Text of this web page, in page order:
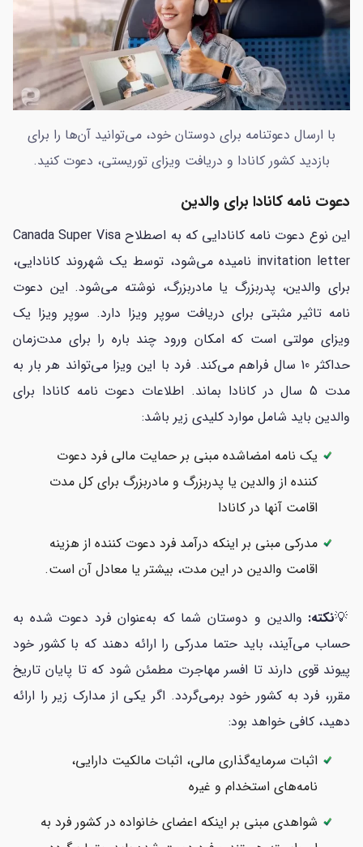
با ارسال دعوتنامه برای دوستان خود، می‌توانید آن‌ها را برای
بازدید کشور کانادا و دریافت ویزای توریستی، دعوت کنید.
دعوت نامه کانادا برای والدین
این نوع دعوت نامه کانادایی که به اصطلاح Canada Super Visa
invitation letter نامیده می‌شود، توسط یک شهروند کانادایی،
برای والدین، پدربزرگ یا مادربزرگ، نوشته می‌شود. این دعوت
نامه تاثیر مثبتی برای دریافت سوپر ویزا دارد. سوپر ویزا یک
ویزای مولتی است که امکان ورود چند باره را برای مدت‌زمان
حداکثر 10 سال فراهم می‌کند. فرد با این ویزا می‌تواند هر بار به
مدت 5 سال در کانادا بماند. اطلاعات دعوت نامه کانادا برای
والدین باید شامل موارد کلیدی زیر باشد:
یک نامه امضاشده مبنی بر حمایت مالی فرد دعوت
کننده از والدین یا پدربزرگ و مادربزرگ برای کل مدت
اقامت آنها در کانادا
مدرکی مبنی بر اینکه درآمد فرد دعوت کننده از هزینه
اقامت والدین در این مدت، بیشتر یا معادل آن است.
💡نکته: والدین و دوستان شما که به‌عنوان فرد دعوت شده به
حساب می‌آیند، باید حتما مدرکی را ارائه دهند که با کشور خود
پیوند قوی دارند تا افسر مهاجرت مطمئن شود که تا پایان تاریخ
مقرر، فرد به کشور خود برمی‌گردد. اگر یکی از مدارک زیر را ارائه
دهید، کافی خواهد بود:
اثبات سرمایه‌گذاری مالی، اثبات مالکیت دارایی،
نامه‌های استخدام و غیره
شواهدی مبنی بر اینکه اعضای خانواده در کشور فرد به